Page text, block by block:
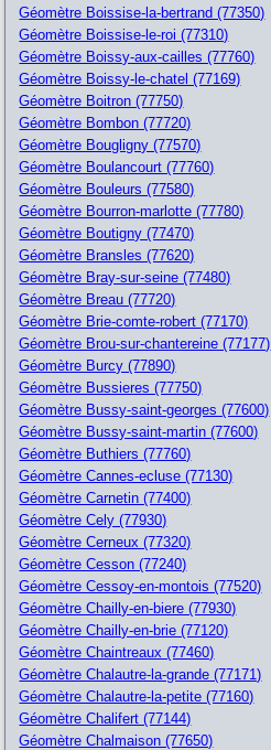
Géomètre Boissise-la-bertrand (77350)
Géomètre Boissise-le-roi (77310)
Géomètre Boissy-aux-cailles (77760)
Géomètre Boissy-le-chatel (77169)
Géomètre Boitron (77750)
Géomètre Bombon (77720)
Géomètre Bougligny (77570)
Géomètre Boulancourt (77760)
Géomètre Bouleurs (77580)
Géomètre Bourron-marlotte (77780)
Géomètre Boutigny (77470)
Géomètre Bransles (77620)
Géomètre Bray-sur-seine (77480)
Géomètre Breau (77720)
Géomètre Brie-comte-robert (77170)
Géomètre Brou-sur-chantereine (77177)
Géomètre Burcy (77890)
Géomètre Bussieres (77750)
Géomètre Bussy-saint-georges (77600)
Géomètre Bussy-saint-martin (77600)
Géomètre Buthiers (77760)
Géomètre Cannes-ecluse (77130)
Géomètre Carnetin (77400)
Géomètre Cely (77930)
Géomètre Cerneux (77320)
Géomètre Cesson (77240)
Géomètre Cessoy-en-montois (77520)
Géomètre Chailly-en-biere (77930)
Géomètre Chailly-en-brie (77120)
Géomètre Chaintreaux (77460)
Géomètre Chalautre-la-grande (77171)
Géomètre Chalautre-la-petite (77160)
Géomètre Chalifert (77144)
Géomètre Chalmaison (77650)